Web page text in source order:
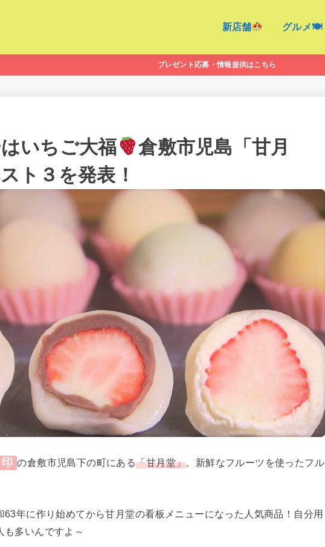
新店舗 グルメ🍽
プレゼント応募・情報提供はこちら
いちご大福
倉敷市児島「甘月
ト３を発表！
の倉敷市児島下の町にある「甘月堂」。新鮮なフルーツを使ったフル
63年に作り始めてから甘月堂の看板メニューになった人気商品！自分用
も多いんですよ～